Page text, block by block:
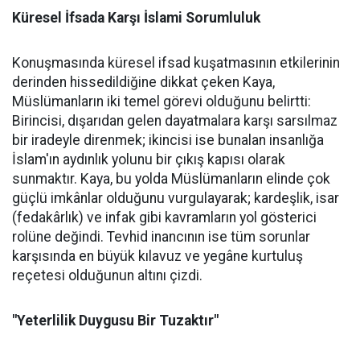
Küresel İfsada Karşı İslami Sorumluluk
Konuşmasında küresel ifsad kuşatmasının etkilerinin
derinden hissedildiğine dikkat çeken Kaya,
Müslümanların iki temel görevi olduğunu belirtti:
Birincisi, dışarıdan gelen dayatmalara karşı sarsılmaz
bir iradeyle direnmek; ikincisi ise bunalan insanlığa
İslam'ın aydınlık yolunu bir çıkış kapısı olarak
sunmaktır. Kaya, bu yolda Müslümanların elinde çok
güçlü imkânlar olduğunu vurgulayarak; kardeşlik, isar
(fedakârlık) ve infak gibi kavramların yol gösterici
rolüne değindi. Tevhid inancının ise tüm sorunlar
karşısında en büyük kılavuz ve yegâne kurtuluş
reçetesi olduğunun altını çizdi.
"Yeterlilik Duygusu Bir Tuzaktır"